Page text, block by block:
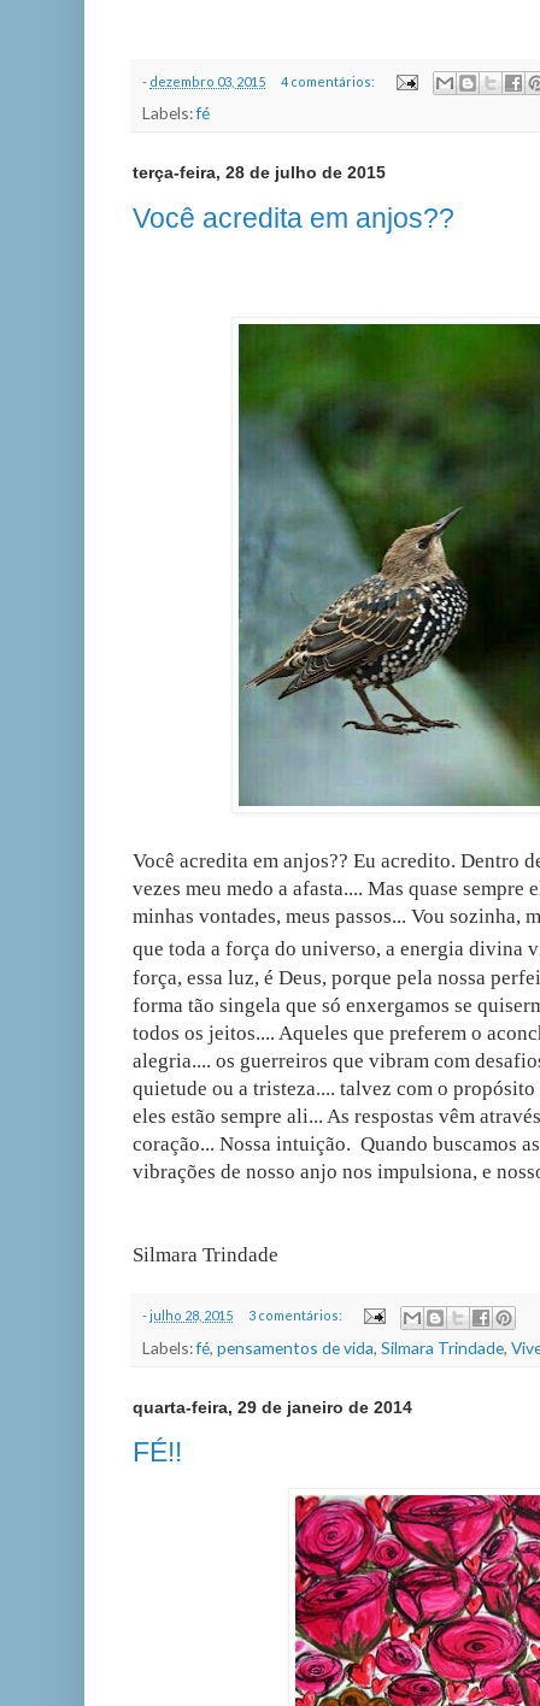
- dezembro 03, 2015 4 comentários:
Labels:fé
terça-feira, 28 de julho de 2015
Você acredita em anjos??
Você acredita em anjos?? Eu acredito. Dentro
vezes meu medo a afasta.... Mas quase
minhas vontades, meus passos... Vou sozinha,
que toda a força do universo, a energia divina
força, essa luz, é Deus, porque pela nossa
forma tão singela que só enxergamos se
todos os jeitos.... Aqueles que preferem o
alegria.... os guerreiros que vibram com
quietude ou a tristeza.... talvez com o
eles estão sempre ali... As respostas vêm
coração... Nossa intuição. Quando buscamos
vibrações de nosso anjo nos impulsiona, e
Silmara Trindade
-julho 28, 2015 3 comentários:
Labels:fé, pensamentos de vida, Silmara Trindade,
quarta-feira, 29 de janeiro de 2014
FÉ!!